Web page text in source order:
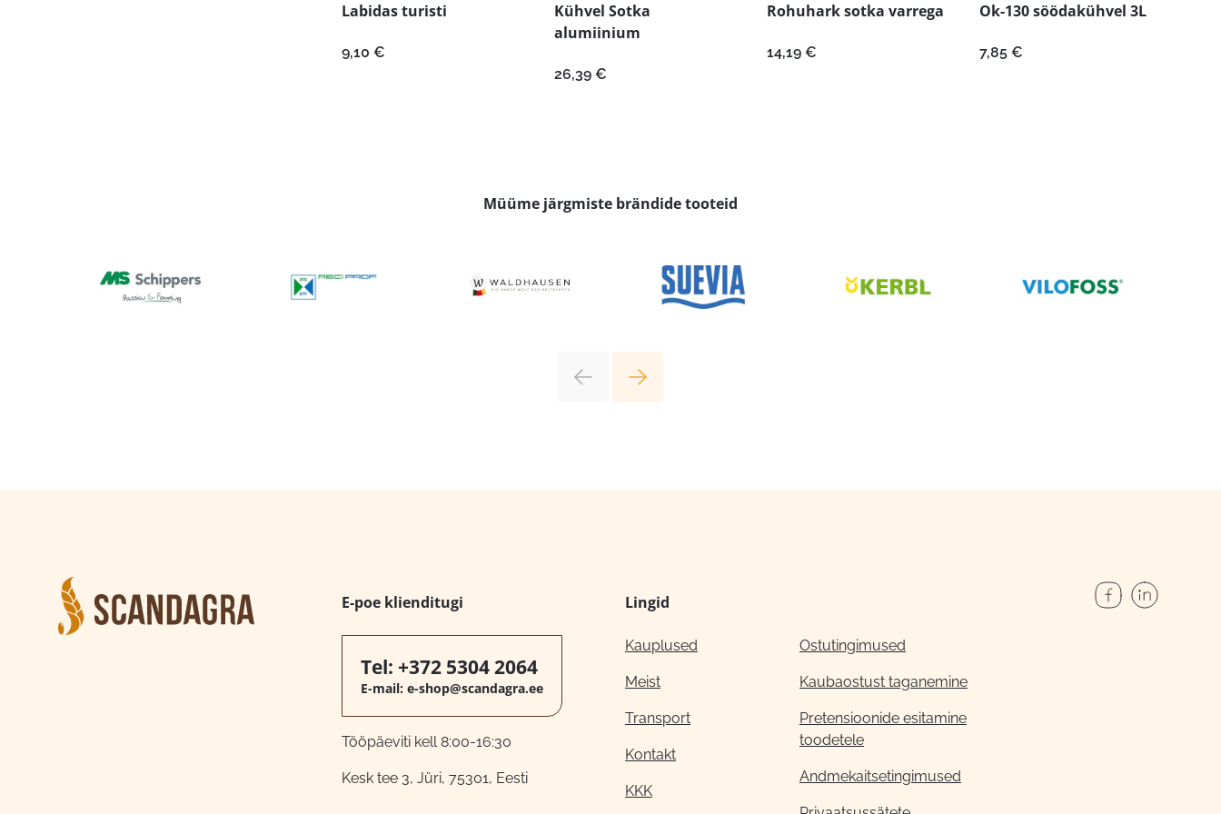
Labidas turisti
9,10 €
Kühvel Sotka
alumiinium
26,39 €
Rohuhark sotka varrega
14,19 €
Ok-130 söödakühvel 3L
7,85 €
Müüme järgmiste brändide tooteid
E-poe klienditugi
Tel: +372 5304 2064
E-mail: e-shop@scandagra.ee
Tööpäeviti kell 8:00-16:30
Kesk tee 3, Jüri, 75301, Eesti
Lingid
Kauplused
Meist
Transport
Kontakt
KKK
Ostutingimused
Kaubaostust taganemine
Pretensioonide esitamine
toodetele
Andmekaitsetingimused